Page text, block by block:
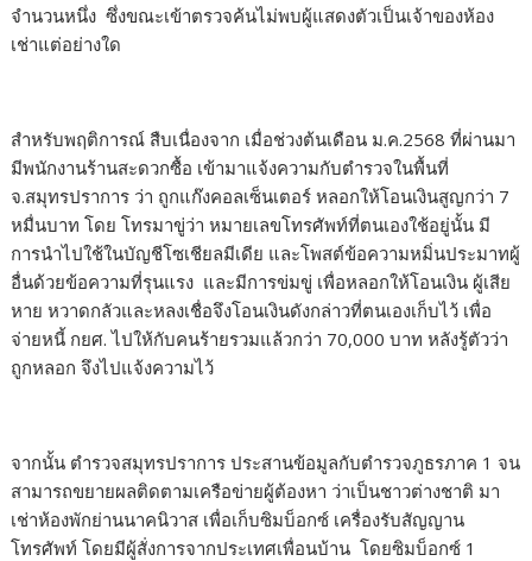
จำนวนหนึ่ง ซึ่งขณะเข้าตรวจค้นไม่พบผู้แสดงตัวเป็นเจ้าของห้อง
เช่าแต่อย่างใด
สำหรับพฤติการณ์ สืบเนื่องจาก เมื่อช่วงต้นเดือน ม.ค.2568 ที่ผ่านมา
มีพนักงานร้านสะดวกซื้อ เข้ามาแจ้งความกับตำรวจในพื้นที่
จ.สมุทรปราการ ว่า ถูกแก๊งคอลเซ็นเตอร์ หลอกให้โอนเงินสูญกว่า 7
หมื่นบาท โดย โทรมาขู่ว่า หมายเลขโทรศัพท์ที่ตนเองใช้อยู่นั้น มี
การนำไปใช้ในบัญชีโซเชียลมีเดีย และโพสต์ข้อความหมิ่นประมาทผู้
อื่นด้วยข้อความที่รุนแรง และมีการข่มขู่ เพื่อหลอกให้โอนเงิน ผู้เสีย
หาย หวาดกลัวและหลงเชื่อจึงโอนเงินดังกล่าวที่ตนเองเก็บไว้ เพื่อ
จ่ายหนี้ กยศ. ไปให้กับคนร้ายรวมแล้วกว่า 70,000 บาท หลังรู้ตัวว่า
ถูกหลอก จึงไปแจ้งความไว้
จากนั้น ตำรวจสมุทรปราการ ประสานข้อมูลกับตำรวจภูธรภาค 1 จน
สามารถขยายผลติดตามเครือข่ายผู้ต้องหา ว่าเป็นชาวต่างชาติ มา
เช่าห้องพักย่านนาคนิวาส เพื่อเก็บซิมบ็อกซ์ เครื่องรับสัญญาน
โทรศัพท์ โดยมีผู้สั่งการจากประเทศเพื่อนบ้าน โดยซิมบ็อกซ์ 1